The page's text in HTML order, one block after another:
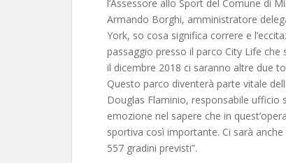
l’Assessore allo Sport del Comune di
Armando Borghi, amministratore
York, so cosa significa correre e
passaggio presso il parco City Life
il dicembre 2018 ci saranno altre due
Questo parco diventerà parte vitale
Douglas Flaminio, responsabile ufficio
emozione nel sapere che in
sportiva così importante. Ci sarà
557 gradini previsti”.